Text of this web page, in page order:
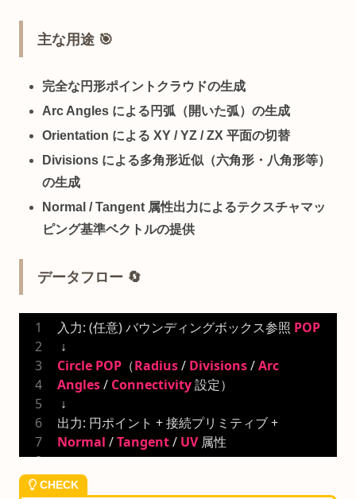
主な用途 🎯
完全な円形ポイントクラウドの生成
Arc Angles による円弧（開いた弧）の生成
Orientation による XY / YZ / ZX 平面の切替
Divisions による多角形近似（六角形・八角形等）
の生成
Normal / Tangent 属性出力によるテクスチャマッ
ピング基準ベクトルの提供
データフロー 🔄
入力: (任意) バウンディングボックス参照 POP
↓
Circle POP （Radius / Divisions / Arc
Angles / Connectivity 設定）
↓
Normal / Tangent / UV 属性
CHECK